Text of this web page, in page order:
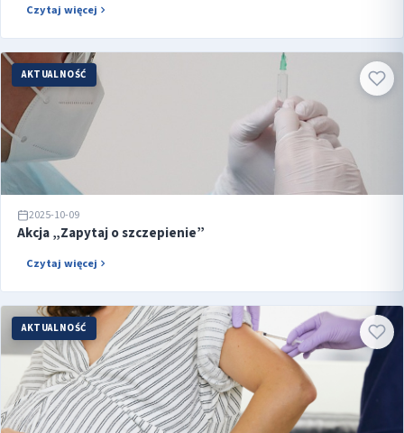
Czytaj więcej
AKTUALNOŚĆ
2025-10-09
Akcja „Zapytaj o szczepienie”
Czytaj więcej
AKTUALNOŚĆ